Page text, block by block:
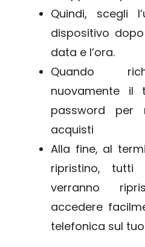
Quindi, scegli
dispositivo
data e l’ora.
Quando
nuovamente
password per
acquisti
Alla fine, al
ripristino,
verranno
accedere
telefonica sul tuo